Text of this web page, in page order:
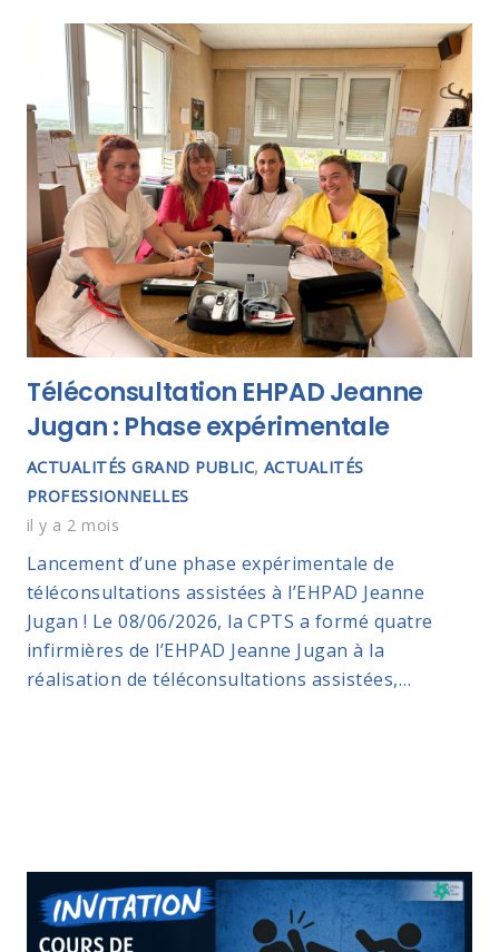
Téléconsultation EHPAD Jeanne
Jugan : Phase expérimentale
ACTUALITÉS GRAND PUBLIC,ACTUALITÉS
PROFESSIONNELLES
il y a 2 mois
Lancement d’une phase expérimentale de
téléconsultations assistées à l’EHPAD Jeanne
Jugan ! Le 08/06/2026, la CPTS a formé quatre
infirmières de l’EHPAD Jeanne Jugan à la
réalisation de téléconsultations assistées,…